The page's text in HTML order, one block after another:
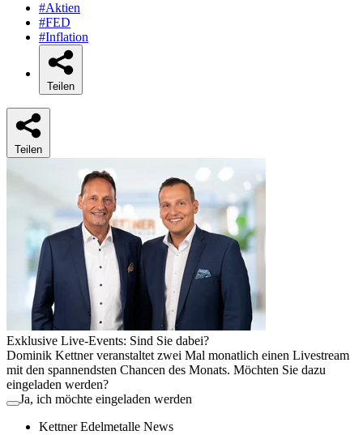
#Aktien
#FED
#Inflation
Teilen
Teilen
Exklusive Live-Events: Sind Sie dabei?
Dominik Kettner veranstaltet zwei Mal monatlich einen Livestream
mit den spannendsten Chancen des Monats. Möchten Sie dazu
eingeladen werden?
Ja, ich möchte eingeladen werden
Kettner Edelmetalle News